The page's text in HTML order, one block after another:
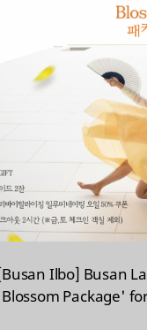
Ilbo] Busan
Package'